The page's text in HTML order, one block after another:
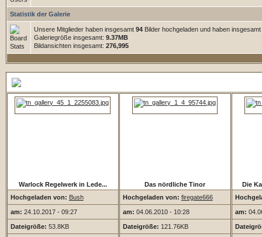
Statistik der Galerie
Unsere Mitglieder haben insgesamt 94Bilder hochgeladen und haben insgesamt
Galeriegröße insgesamt: 9.37MB
Bildansichten insgesamt: 276,995
Warlock Regelwerk in Lede...
Hochgeladen von: Bush
am: 24.10.2017 - 09:27
Dateigröße: 53.8KB
Das nördliche Tinor
Hochgeladen von: firegate666
am: 04.06.2010 - 10:28
Dateigröße: 121.76KB
Die
am: